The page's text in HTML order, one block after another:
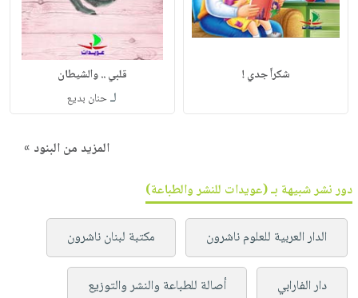
شكراً جدي ! قلبي .. والشيطان
لـحنان بديع
المزيد من البنود »
دور نشر شبيهة بـ (عويدات للنشر والطباعة)
الدار العربية للعلوم ناشرون مكتبة لبنان ناشرون
دار الفارابي أصالة للطباعة والنشر والتوزيع